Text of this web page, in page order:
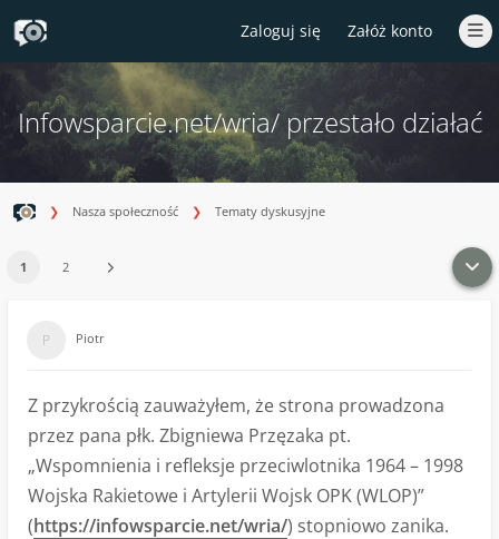
Zaloguj się Załóż konto
Infowsparcie.net/wria/ przestało działać
Nasza społeczność Tematy dyskusyjne
1 2
Piotr
Z przykrością zauważyłem, że strona prowadzona
przez pana płk. Zbigniewa Przęzaka pt.
„Wspomnienia i refleksje przeciwlotnika 1964 – 1998
Wojska Rakietowe i Artylerii Wojsk OPK (WLOP)”
(https://infowsparcie.net/wria/) stopniowo zanika.